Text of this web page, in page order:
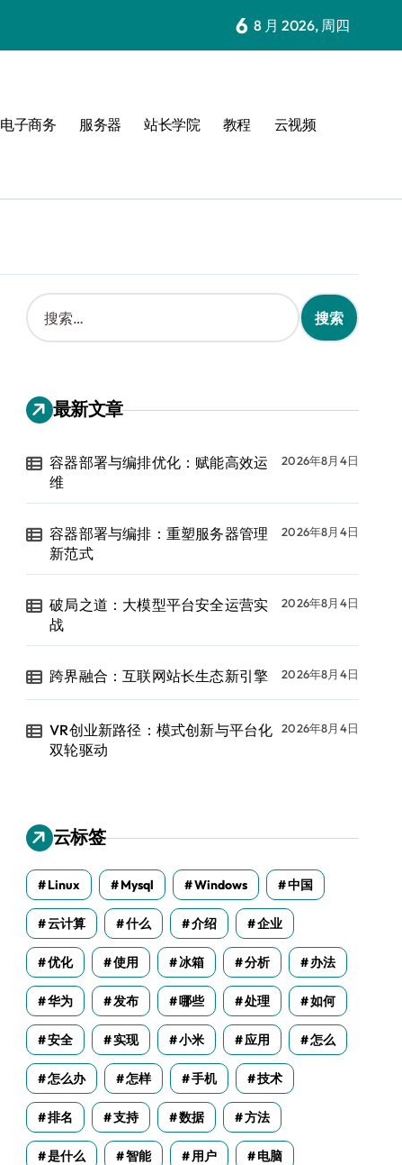
6 8 月 2026, 周四
电子商务 服务器 站长学院 教程 云视频
搜
索
：
最新文章
容器部署与编排优化：赋能高效运
维
2026年8月4日
容器部署与编排：重塑服务器管理
新范式
2026年8月4日
破局之道：大模型平台安全运营实
战
2026年8月4日
跨界融合：互联网站长生态新引擎 2026年8月4日
VR创业新路径：模式创新与平台化
双轮驱动
2026年8月4日
云标签
Linux Mysql Windows 中国
云计算 什么 介绍 企业
优化 使用 冰箱 分析 办法
华为 发布 哪些 处理 如何
安全 实现 小米 应用 怎么
怎么办 怎样 手机 技术
排名 支持 数据 方法
是什么 智能 用户 电脑